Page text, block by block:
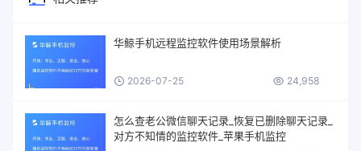
华鲸手机远程监控软件使用场景解析
2026-07-25 24,958
怎么查老公微信聊天记录_恢复已删除聊天记录_
对方不知情的监控软件_苹果手机监控